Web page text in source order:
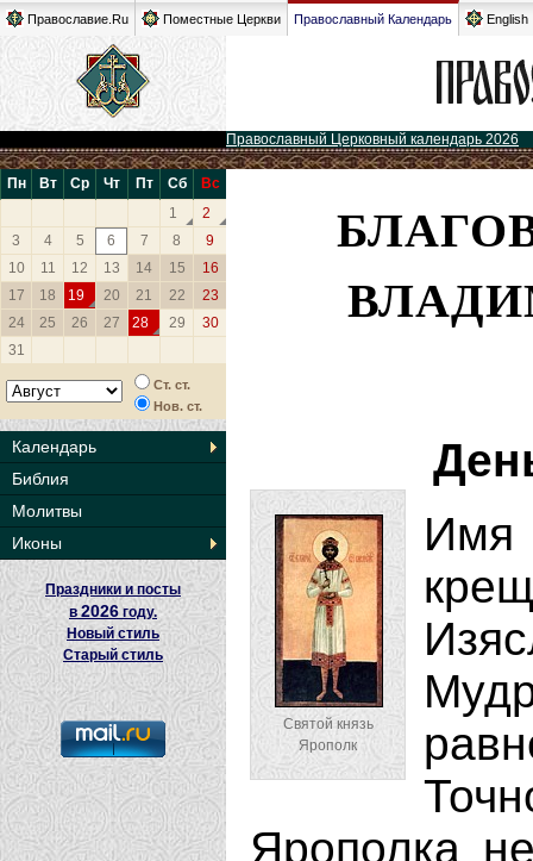
Православие.Ru Поместные Церкви Православный Календарь English
Православный Церковный календарь 2026
Пн Вт Ср Чт Пт Сб
Вс
1
2
3
4 5 6 7 8
9
10
11 12 13 14 15
16
17
18 19 20 21 22
23
24
25 26 27 28 29
30
31
Ст. ст.
Нов. ст.
Календарь
Библия
Молитвы
Иконы
Праздники и посты
в 2026 году.
Новый стиль
Старый стиль
Святой князь
Ярополк
Имя
Ярополка